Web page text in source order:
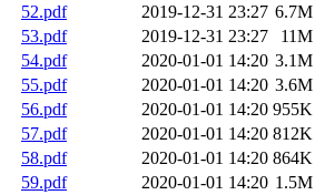
52.pdf
2019-12-31 23:27 6.7M
53.pdf
2019-12-31 23:27
11M
54.pdf
2020-01-01 14:20 3.1M
55.pdf
2020-01-01 14:20 3.6M
56.pdf
2020-01-01 14:20 955K
57.pdf
2020-01-01 14:20 812K
58.pdf
2020-01-01 14:20 864K
59.pdf
2020-01-01 14:20 1.5M